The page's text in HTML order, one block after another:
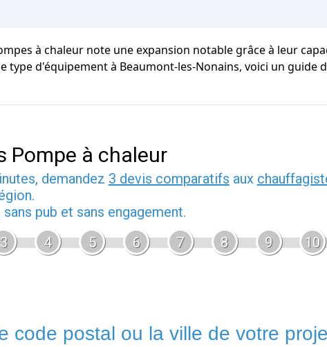
à chaleur note une expansion notable grâce à leur
type d'équipement à Beaumont-les-Nonains, voici un
Pompe à chaleur
demandez 3 devis comparatifs aux
sans pub et sans engagement.
3 4 5 6 7 8 9 10
code postal ou la ville de votre